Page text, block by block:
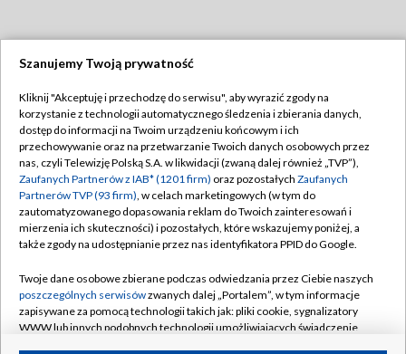
TVP
Abonament TVP
Emisja w TVP
Centrum informacji TVP
Naziemna Telewizja Cyfrowa
Rada Programowa
System NOS
Informacje o nadawcy
Regulamin TVP
Polityka prywatności
Moje zgody
Pomoc
Kontakt
Szanujemy Twoją prywatność
Kliknij "Akceptuję i przechodzę do serwisu", aby wyrazić zgody na
korzystanie z technologii automatycznego śledzenia i zbierania danych,
dostęp do informacji na Twoim urządzeniu końcowym i ich
przechowywanie oraz na przetwarzanie Twoich danych osobowych przez
nas, czyli Telewizję Polską S.A. w likwidacji (zwaną dalej również „TVP”),
Zaufanych Partnerów z IAB* (1201 firm) oraz pozostałych Zaufanych
Partnerów TVP (93 firm), w celach marketingowych (w tym do
zautomatyzowanego dopasowania reklam do Twoich zainteresowań i
mierzenia ich skuteczności) i pozostałych, które wskazujemy poniżej, a
także zgody na udostępnianie przez nas identyfikatora PPID do Google.
Twoje dane osobowe zbierane podczas odwiedzania przez Ciebie naszych
poszczególnych serwisówzwanych dalej „Portalem”, w tym informacje
zapisywane za pomocą technologii takich jak: pliki cookie, sygnalizatory
WWW lub innych podobnych technologii umożliwiających świadczenie